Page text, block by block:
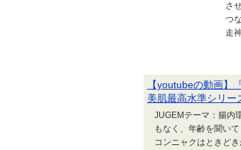
さ
つ
走
【youtubeの動画
美肌最高水準シリ
JUGEMテーマ：腸内
もなく、年齢を聞い
コンニャクはときど